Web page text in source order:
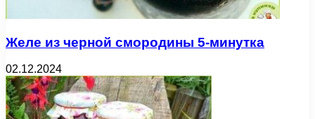
Желе из черной смородины 5-минутка
02.12.2024